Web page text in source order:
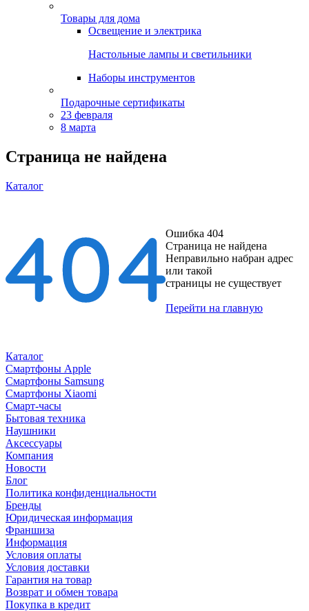
Товары для дома
Освещение и электрика
Настольные лампы и светильники
Наборы инструментов
Подарочные сертификаты
23 февраля
8 марта
Страница не найдена
Каталог
Ошибка 404
Страница не найдена
Неправильно набран адрес
или такой
страницы не существует
Перейти на главную
Каталог
Смартфоны Apple
Смартфоны Samsung
Смартфоны Xiaomi
Смарт-часы
Бытовая техника
Наушники
Аксессуары
Компания
Новости
Блог
Политика конфиденциальности
Бренды
Юридическая информация
Франшиза
Информация
Условия оплаты
Условия доставки
Гарантия на товар
Возврат и обмен товара
Покупка в кредит